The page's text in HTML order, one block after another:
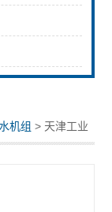
机组 > 天津工业